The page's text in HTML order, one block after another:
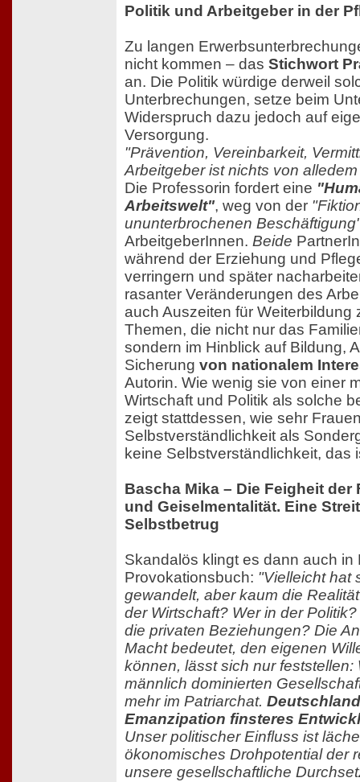
Politik und Arbeitgeber in der
Zu langen
nicht kommen – das Stichwort
an. Die Politik würdige derweil
Unterbrechungen, setze beim
Widerspruch dazu jedoch auf
Versorgung.
"Prävention, Vereinbarkeit,
Arbeitgeber ist nichts von
Die Professorin fordert eine
Arbeitswelt", weg von der
ununterbrochenen
ArbeitgeberInnen. Beide
während der Erziehung und
verringern und später
rasanter Veränderungen des
auch Auszeiten für Weiterbildung
Themen, die nicht nur das
sondern im Hinblick auf Bildung,
Sicherung von nationalem
Autorin. Wie wenig sie von einer
Wirtschaft und Politik als solche
zeigt stattdessen, wie sehr
Selbstverständlichkeit als
keine Selbstverständlichkeit, das
Bascha Mika – Die Feigheit der
und Geiselmentalität. Eine
Selbstbetrug
Skandalös klingt es dann auch in
Provokationsbuch: "Vielleicht hat
gewandelt, aber kaum die
der Wirtschaft? Wer in der
die privaten Beziehungen? Die
Macht bedeutet, den eigenen
können, lässt sich nur feststellen:
männlich dominierten
mehr im Patriarchat.
Emanzipation finsteres
Unser politischer Einfluss ist
ökonomisches Drohpotential der
unsere gesellschaftliche